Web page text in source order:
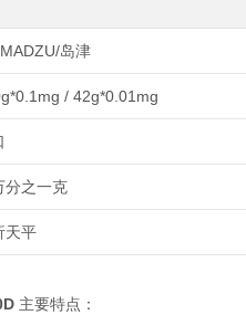
岛津
/ 42g*0.01mg
分之一克
天平
主要特点：